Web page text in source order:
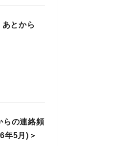
とから
らの連絡頻
年5月)＞